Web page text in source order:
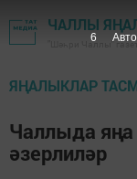
ЧАЛЛЫ
"Шәһри Чаллы"
ЯҢАЛЫКЛАР
Чаллыда яңа
әзерлиләр
6